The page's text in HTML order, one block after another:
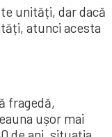
unități, dar dacă
atunci acesta
fragedă,
ușor mai